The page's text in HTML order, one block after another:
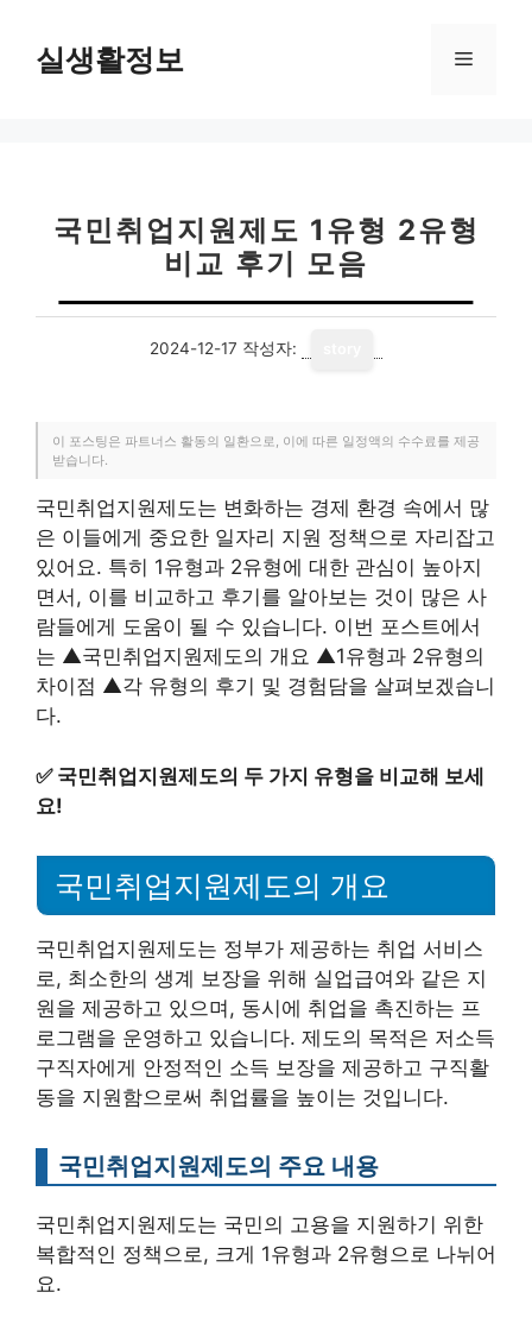
실생활정보 메
국민취업지원제도 1유형 2유형
비교 후기 모음
2024-12-17 작성자:
이 포스팅은 파트너스 활동의 일환으로, 이에 따른 일정액의 수수료를 제공
받습니다.
국민취업지원제도는 변화하는 경제 환경 속에서 많
은 이들에게 중요한 일자리 지원 정책으로 자리잡고
있어요. 특히 1유형과 2유형에 대한 관심이 높아지
면서, 이를 비교하고 후기를 알아보는 것이 많은 사
람들에게 도움이 될 수 있습니다. 이번 포스트에서
는 ▲국민취업지원제도의 개요 ▲1유형과 2유형의
차이점 ▲각 유형의 후기 및 경험담을 살펴보겠습니
다.
✅ 국민취업지원제도의 두 가지 유형을 비교해 보세
요!
국민취업지원제도의 개요
국민취업지원제도는 정부가 제공하는 취업 서비스
로, 최소한의 생계 보장을 위해 실업급여와 같은 지
원을 제공하고 있으며, 동시에 취업을 촉진하는 프
로그램을 운영하고 있습니다. 제도의 목적은 저소득
구직자에게 안정적인 소득 보장을 제공하고 구직활
동을 지원함으로써 취업률을 높이는 것입니다.
국민취업지원제도의 주요 내용
국민취업지원제도는 국민의 고용을 지원하기 위한
복합적인 정책으로, 크게 1유형과 2유형으로 나뉘어
요.